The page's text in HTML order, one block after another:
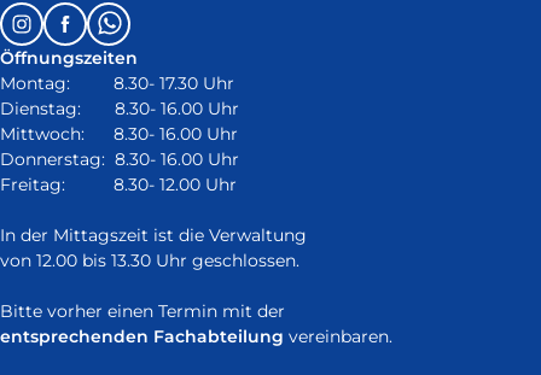
in
neuem
Fenster)
Follow
us
on:
InstagramFacebookWhatsapp
Öffnungszeiten
Montag: 8.30- 17.30 Uhr
Dienstag: 8.30- 16.00 Uhr
Mittwoch: 8.30- 16.00 Uhr
Donnerstag: 8.30- 16.00 Uhr
Freitag: 8.30- 12.00 Uhr
In der Mittagszeit ist die Verwaltung
von 12.00 bis 13.30 Uhr geschlossen.
Bitte vorher einen Termin mit der
entsprechenden Fachabteilung vereinbaren.